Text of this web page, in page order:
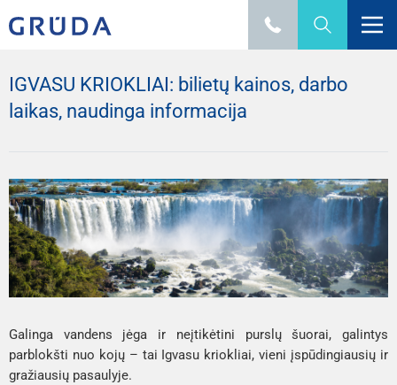
IGVASU KRIOKLIAI: bilietų kainos, darbo
laikas, naudinga informacija
Galinga vandens jėga ir neįtikėtini purslų šuorai, galintys
parblokšti nuo kojų – tai Igvasu kriokliai, vieni įspūdingiausių ir
gražiausių pasaulyje.